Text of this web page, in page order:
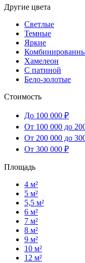
Другие цвета
Светлые
Темные
Яркие
Хамелеон
С патиной
Бело-золотые
Стоимость
До 100 000 ₽
От 100 000 до
От 200 000 до
От 300 000 ₽
Площадь
4 м²
5 м²
5,5 м²
6 м²
7 м²
8 м²
9 м²
10 м²
12 м²